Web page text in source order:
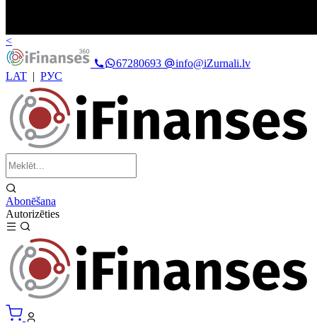
<
67280693
info@iZurnali.lv
LAT | РУС
Abonēšana
Autorizēties